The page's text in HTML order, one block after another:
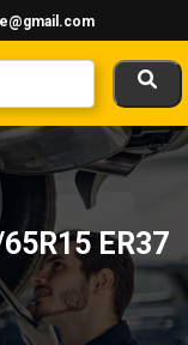
ER37